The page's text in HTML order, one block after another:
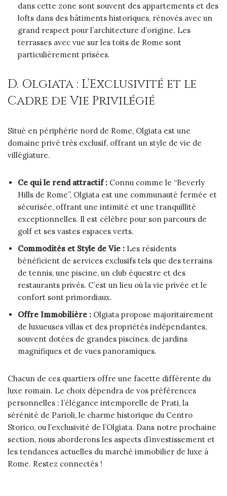
dans cette zone sont souvent des appartements et des
lofts dans des bâtiments historiques, rénovés avec un
grand respect pour l’architecture d’origine. Les
terrasses avec vue sur les toits de Rome sont
particulièrement prisées.
D. Olgiata : L’Exclusivité et le
Cadre de Vie Privilégié
Situé en périphérie nord de Rome, Olgiata est une
domaine privé très exclusif, offrant un style de vie de
villégiature.
Ce qui le rend attractif : Connu comme le “Beverly
Hills de Rome”, Olgiata est une communauté fermée et
sécurisée, offrant une intimité et une tranquillité
exceptionnelles. Il est célèbre pour son parcours de
golf et ses vastes espaces verts.
Commodités et Style de Vie : Les résidents
bénéficient de services exclusifs tels que des terrains
de tennis, une piscine, un club équestre et des
restaurants privés. C’est un lieu où la vie privée et le
confort sont primordiaux.
Offre Immobilière : Olgiata propose majoritairement
de luxueuses villas et des propriétés indépendantes,
souvent dotées de grandes piscines, de jardins
magnifiques et de vues panoramiques.
Chacun de ces quartiers offre une facette différente du
luxe romain. Le choix dépendra de vos préférences
personnelles : l’élégance intemporelle de Prati, la
sérénité de Parioli, le charme historique du Centro
Storico, ou l’exclusivité de l’Olgiata. Dans notre prochaine
section, nous aborderons les aspects d’investissement et
les tendances actuelles du marché immobilier de luxe à
Rome. Restez connectés !